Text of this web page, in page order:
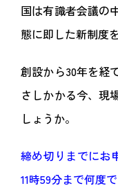
国は有識者会議の
態に即した新制度
創設から30年を経
さしかかる今、現
しょうか。
締め切りまでにお
11時59分まで何度